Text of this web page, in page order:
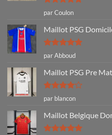
Note5sur
5
par Coulon
Maillot PSG
Note5sur
5
par Abboud
Maillot PSG Pre
Note4
sur 5
par blancon
Maillot Belgique